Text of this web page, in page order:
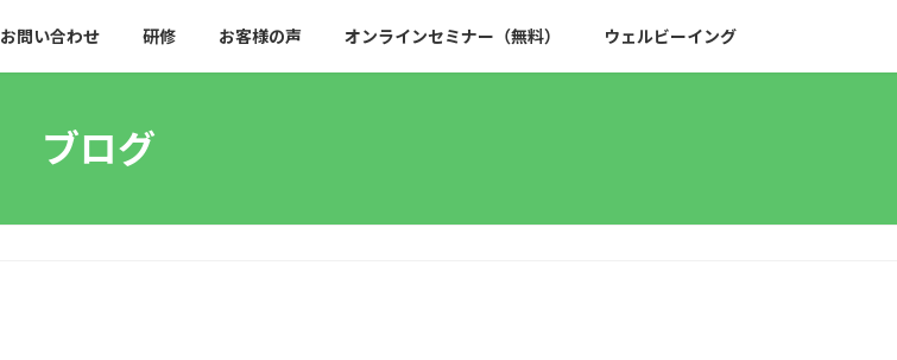
お問い合わせ 研修 お客様の声 オンラインセミナー（無料） ウェルビーイング
ブログ